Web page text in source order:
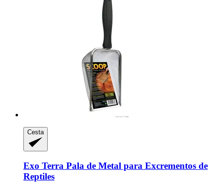
Cesta
Exo Terra Pala de Metal para Excrementos de
Reptiles